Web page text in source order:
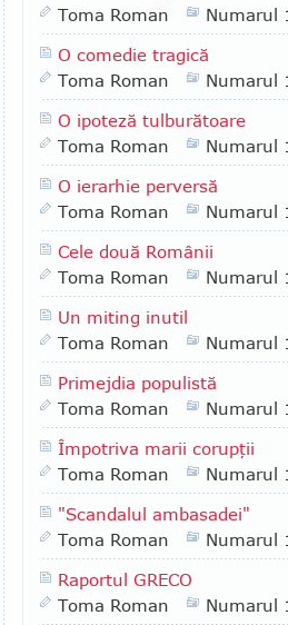
Toma Roman
Numarul
O comedie tragică
Toma Roman
Numarul
O ipoteză tulburătoare
Toma Roman
Numarul
O ierarhie perversă
Toma Roman
Numarul
Cele două Românii
Toma Roman
Numarul
Un miting inutil
Toma Roman
Numarul
Primejdia populistă
Toma Roman
Numarul
Împotriva marii corupţii
Toma Roman
Numarul
"Scandalul ambasadei"
Toma Roman
Numarul
Raportul GRECO
Toma Roman
Numarul